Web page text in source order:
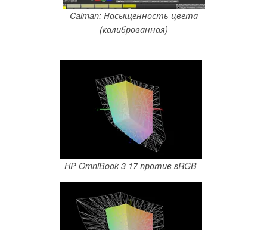
Calman: Насыщенность цвета
(калиброванная)
HP OmniBook 3 17 против sRGB